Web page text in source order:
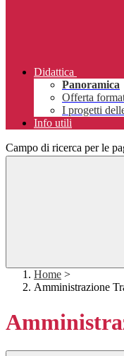
Didattica
Panoramica
Offerta
I progetti
Info utili
Campo di ricerca per le
Home >
Amministrazione